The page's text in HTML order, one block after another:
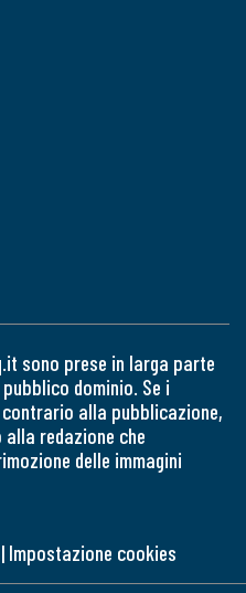
sono prese in larga parte
dominio. Se i
alla pubblicazione,
redazione che
delle immagini
Impostazione cookies